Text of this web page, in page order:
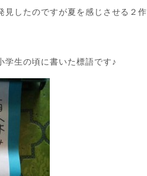
したのですが夏を感じさせる２
の頃に書いた標語です♪